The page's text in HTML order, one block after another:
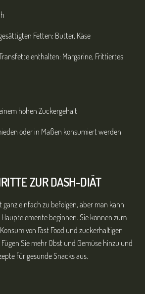
Fetten: Butter, Käse
enthalten: Margarine, Frittiertes
hohen Zuckergehalt
oder in Maßen konsumiert werden
ZUR DASH-DIÄT
ganz einfach zu befolgen, aber man kann
beginnen. Sie können zum
von Fast Food und zuckerhaltigen
Sie mehr Obst und Gemüse hinzu und
für gesunde Snacks aus.